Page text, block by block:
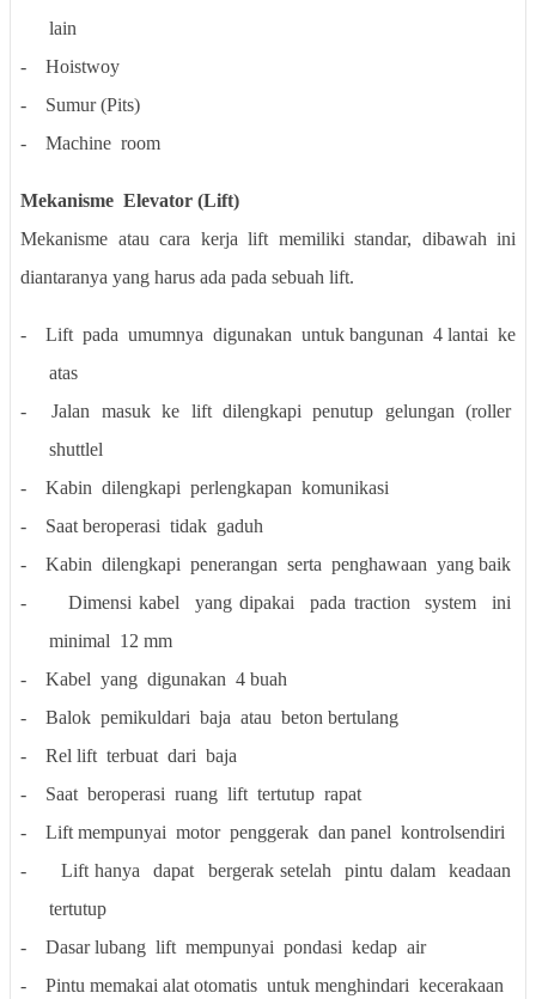
lain
-
Hoistwoy
-
Sumur (Pits)
-
Machine room
Mekanisme Elevator (Lift)
Mekanisme atau cara kerja lift memiliki standar, dibawah ini
diantaranya yang harus ada pada sebuah lift.
- Lift pada umumnya digunakan untuk bangunan 4 lantai ke
atas
-
Jalan masuk ke lift dilengkapi penutup gelungan (roller
shuttlel
-
Kabin dilengkapi perlengkapan komunikasi
-
Saat beroperasi tidak gaduh
-
Kabin dilengkapi penerangan serta penghawaan yang baik
-
Dimensi kabel yang dipakai pada traction system
ini
minimal 12 mm
-
Kabel yang digunakan 4 buah
-
Balok pemikuldari baja atau beton bertulang
-
Rel lift terbuat dari baja
-
Saat beroperasi ruang lift tertutup rapat
-
Lift mempunyai motor penggerak dan panel kontrolsendiri
-
Lift hanya dapat bergerak setelah pintu dalam
keadaan
tertutup
-
Dasar lubang lift mempunyai pondasi kedap air
-
Pintu memakai alat otomatis untuk menghindari kecerakaan